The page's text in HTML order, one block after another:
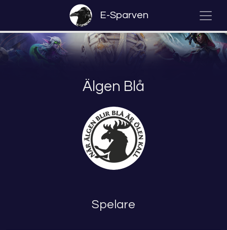
E-Sparven
Älgen Blå
Spelare